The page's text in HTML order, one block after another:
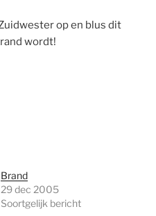
op en blus dit
wordt!
Brand
29 dec 2005
Soortgelijk bericht